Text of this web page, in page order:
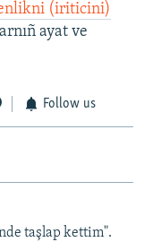
(iriticini)
ayat ve
Follow us
taşlap kettim".